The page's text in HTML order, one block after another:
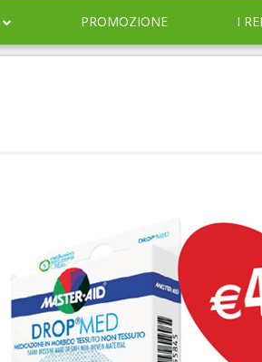
PROMOZIONE I